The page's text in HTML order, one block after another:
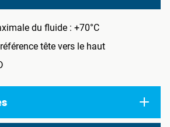
du fluide : +70°C
tête vers le haut